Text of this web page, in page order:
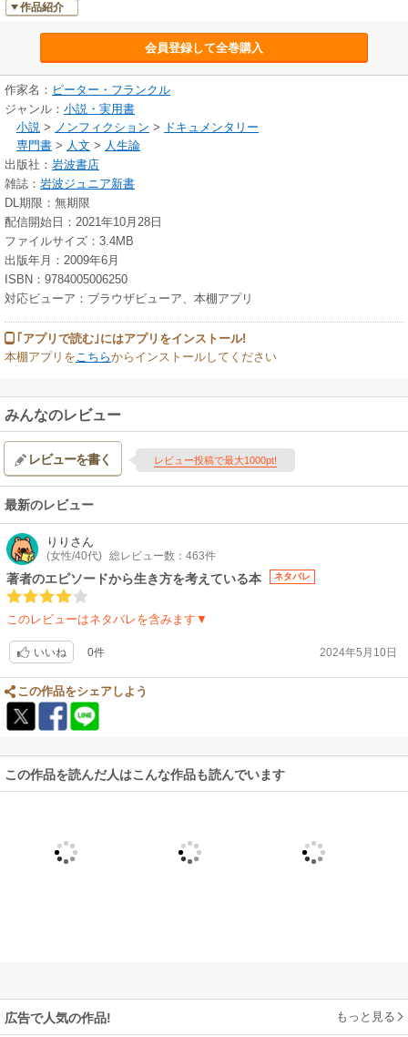
作品紹介
会員登録して全巻購入
作家名： ピーター・フランクル
ジャンル： 小説・実用書
小説 > ノンフィクション > ドキュメンタリー
専門書 > 人文 > 人生論
出版社： 岩波書店
雑誌： 岩波ジュニア新書
DL期限：無期限
配信開始日：2021年10月28日
ファイルサイズ：3.4MB
出版年月：2009年6月
ISBN：9784005006250
対応ビューア：ブラウザビューア、本棚アプリ
｢アプリで読む｣にはアプリをインストール!
本棚アプリをこちらからインストールしてください
みんなのレビュー
レビューを書く レビュー投稿で最大1000pt!
最新のレビュー
りり さん
(女性/40代) 総レビュー数：463件
著者のエピソードから生き方を考えている本 ネタバレ
このレビューはネタバレを含みます▼
いいね 0件 2024年5月10日
この作品をシェアしよう
この作品を読んだ人はこんな作品も読んでいます
広告で人気の作品! もっと見る